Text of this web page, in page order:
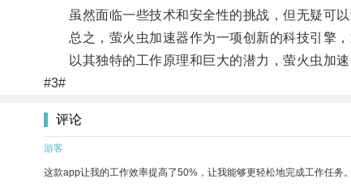
虽然面临一些技术和安全性的挑战，但无疑可以
总之，萤火虫加速器作为一项创新的科技引擎，
以其独特的工作原理和巨大的潜力，萤火虫加速
#3#
评论
游客
这款app让我的工作效率提高了50%，让我能够更轻松地完成工作任务